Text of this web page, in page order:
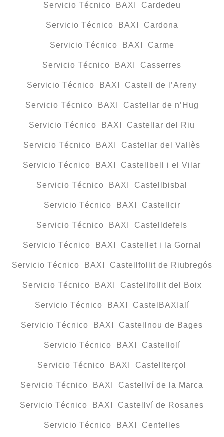
Servicio Técnico BAXI Cardedeu
Servicio Técnico BAXI Cardona
Servicio Técnico BAXI Carme
Servicio Técnico BAXI Casserres
Servicio Técnico BAXI Castell de l’Areny
Servicio Técnico BAXI Castellar de n’Hug
Servicio Técnico BAXI Castellar del Riu
Servicio Técnico BAXI Castellar del Vallès
Servicio Técnico BAXI Castellbell i el Vilar
Servicio Técnico BAXI Castellbisbal
Servicio Técnico BAXI Castellcir
Servicio Técnico BAXI Castelldefels
Servicio Técnico BAXI Castellet i la Gornal
Servicio Técnico BAXI Castellfollit de Riubregós
Servicio Técnico BAXI Castellfollit del Boix
Servicio Técnico BAXI CastelBAXIalí
Servicio Técnico BAXI Castellnou de Bages
Servicio Técnico BAXI Castellolí
Servicio Técnico BAXI Castellterçol
Servicio Técnico BAXI Castellví de la Marca
Servicio Técnico BAXI Castellví de Rosanes
Servicio Técnico BAXI Centelles